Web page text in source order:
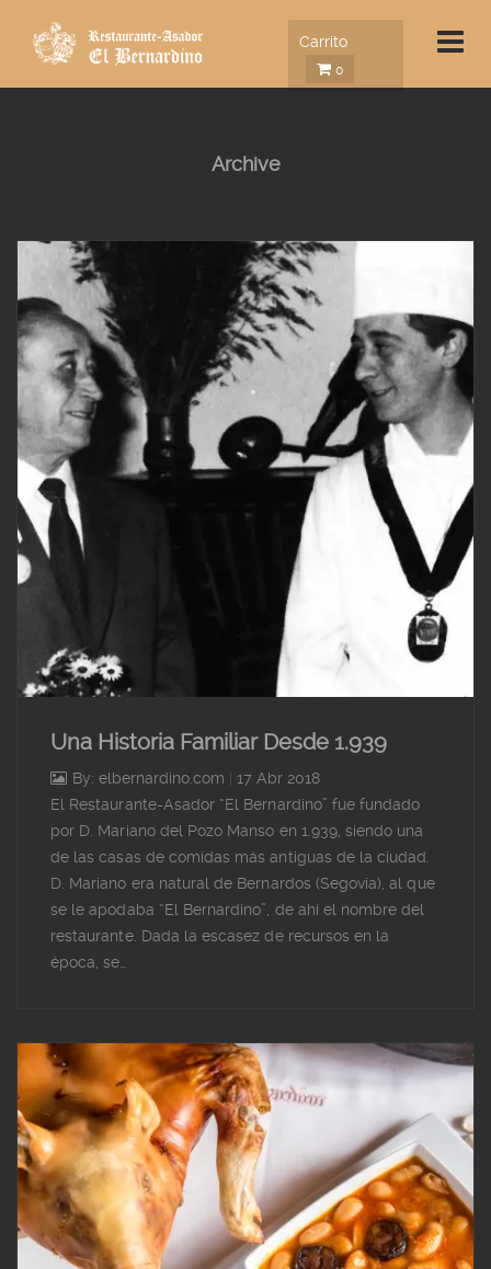
Carrito
0
Archive
Una Historia Familiar Desde 1.939
By: elbernardino.com
17 Abr 2018
El Restaurante-Asador “El Bernardino” fue fundado
por D. Mariano del Pozo Manso en 1.939, siendo una
de las casas de comidas más antiguas de la ciudad.
D. Mariano era natural de Bernardos (Segovia), al que
se le apodaba “El Bernardino”, de ahí el nombre del
restaurante. Dada la escasez de recursos en la
época, se…